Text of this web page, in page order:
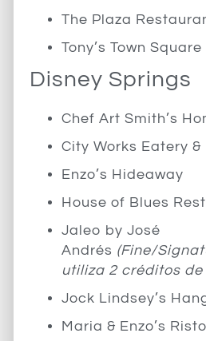
The Plaza
Tony’s Town
Disney Springs
Chef Art Smith’s
City Works Eatery &
Enzo’s Hideaway
House of Blues
Jaleo by José
Andrés (Fine/
utiliza 2 créditos
Jock Lindsey’s
Maria & Enzo’s